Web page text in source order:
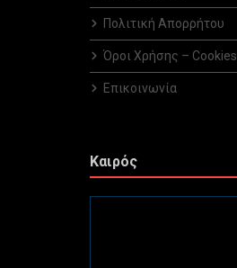
Πολιτική Απορρήτου
Όροι Χρήσης – Cookies
Επικοινωνία
Καιρός